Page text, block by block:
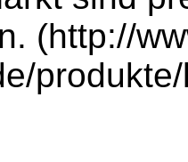
(http://